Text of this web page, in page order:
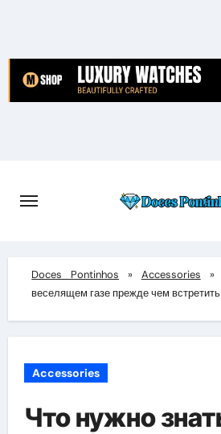
content
Doces Pontinhos » Accessories »
веселящем газе прежде чем
Accessories
Что нужно